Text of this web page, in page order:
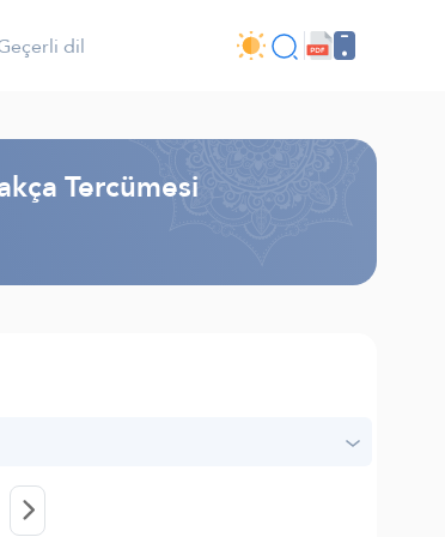
dil
Tercümesi